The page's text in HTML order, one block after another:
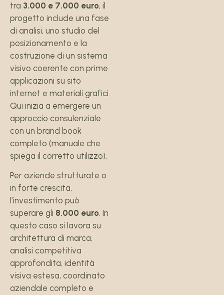
tra 3.000 e 7.000 euro, il
progetto include una fase
di analisi, uno studio del
posizionamento e la
costruzione di un sistema
visivo coerente con prime
applicazioni su sito
internet e materiali grafici.
Qui inizia a emergere un
approccio consulenziale
con un brand book
completo (manuale che
spiega il corretto utilizzo).
Per aziende strutturate o
in forte crescita,
l’investimento può
superare gli 8.000 euro. In
questo caso si lavora su
architettura di marca,
analisi competitiva
approfondita, identità
visiva estesa, coordinato
aziendale completo e